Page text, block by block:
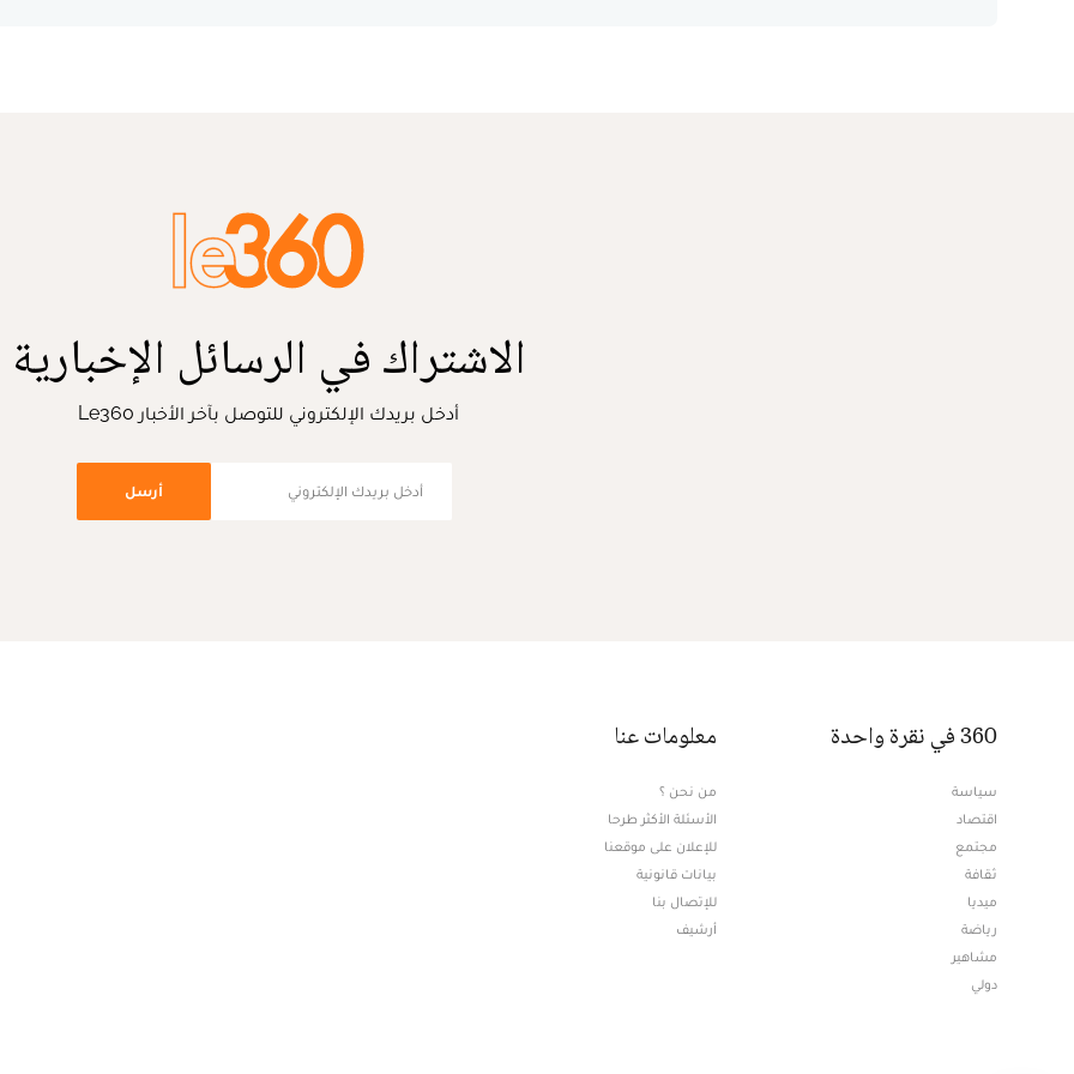
الاشتراك في الرسائل الإخبارية
أدخل بريدك الإلكتروني للتوصل بآخر الأخبار Le360
أرسل
360 في نقرة واحدة
سياسة
اقتصاد
مجتمع
ثقافة
ميديا
رياضة
مشاهير
دولي
معلومات عنا
من نحن ؟
الأسئلة الأكثر طرحا
للإعلان على موقعنا
بيانات قانونية
للإتصال بنا
أرشيف